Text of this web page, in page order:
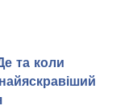
та коли